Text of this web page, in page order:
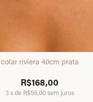
colar riviera 40cm prata
R$168,00
3xde R$56,00sem juros